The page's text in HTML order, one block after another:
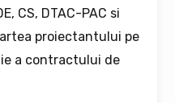
CS, DTAC-PAC si
proiectantului pe
a contractului de